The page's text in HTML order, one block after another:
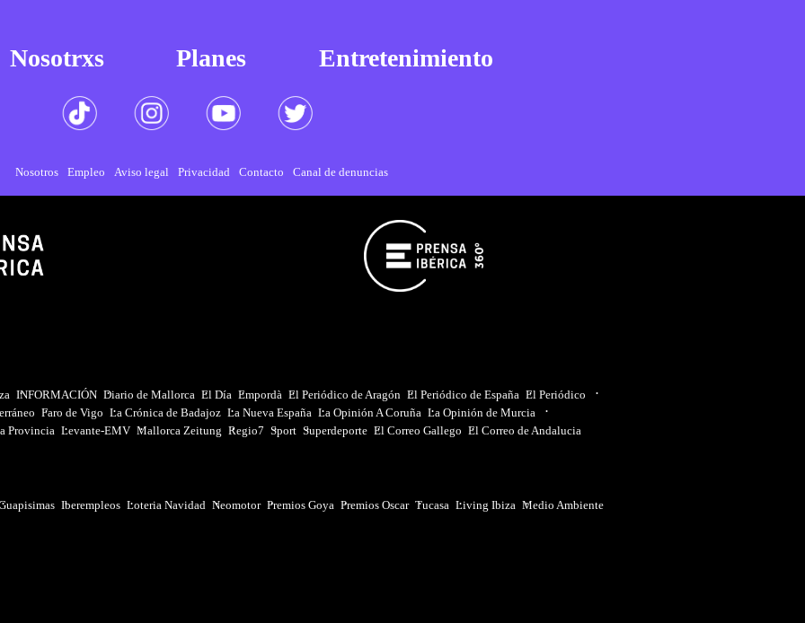
Nosotrxs Planes Entretenimiento
Nosotros Empleo Aviso legal Privacidad Contacto Canal de denuncias
INFORMACIÓN Diario de Mallorca El Día Empordà El Periódico de Aragón El Periódico de España El Periódico
Faro de Vigo La Crónica de Badajoz La Nueva España La Opinión A Coruña La Opinión de Murcia
Provincia Levante-EMV Mallorca Zeitung Regio7 Sport Superdeporte El Correo Gallego El Correo de Andalucia
Iberempleos Loteria Navidad Neomotor Premios Goya Premios Oscar Tucasa Living Ibiza Medio Ambiente